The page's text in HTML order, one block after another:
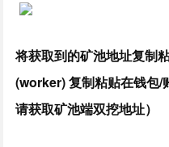
将获取到的矿池地址复制
(worker) 复制粘贴在钱包/
请获取矿池端双挖地址）